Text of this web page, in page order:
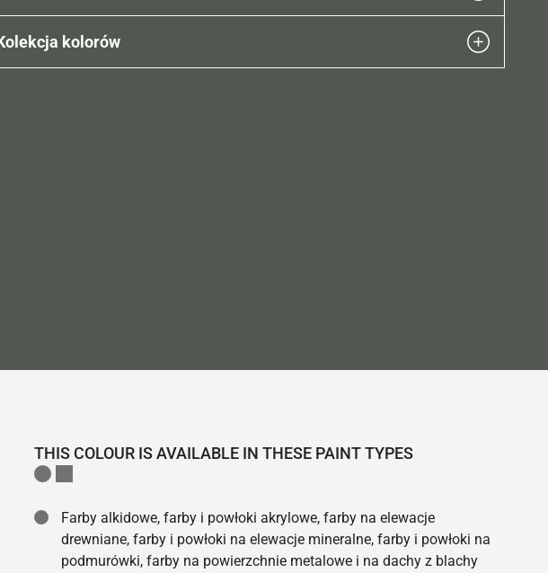
kolorów
THIS COLOUR IS AVAILABLE IN THESE PAINT TYPES
Farby alkidowe, farby i powłoki akrylowe, farby na elewacje
drewniane, farby i powłoki na elewacje mineralne, farby i powłoki na
podmurówki, farby na powierzchnie metalowe i na dachy z blachy